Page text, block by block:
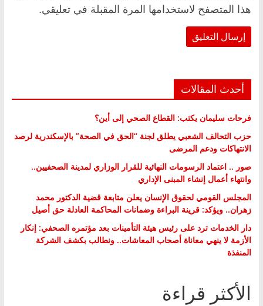
هذا المتصفح لاستخدامها المرة المقبلة في تعليقي.
أحدث المقالات
فرحات سليمان يكتب: القطاع الصحي إلى أين؟
حزب التحالف الشعبي يطلق لجنة “الحق في الصحة” بالإسكندرية لرصد
الانتهاكات ودعم المرضى
صور .. اعتماد الرسومات النهائية للقرار الوزاري لمدينة الصحفيين..
وانتهاء أعمال إنشاء المبنى الإداري
المجلس القومي لحقوق الإنسان يعلن متابعة قضية الدكتور محمد
زهران.. ويؤكد: قرينة البراءة وضمانات المحاكمة العادلة حق أصيل
دار الخدمات ترد على رئيس هيئة التأمينات بعد مؤتمره الصحفي: إنكار
الأزمة لا ينهي معاناة أصحاب المعاشات.. ونطالب بكشف الشركة
المنفذة
الأكثر قراءة